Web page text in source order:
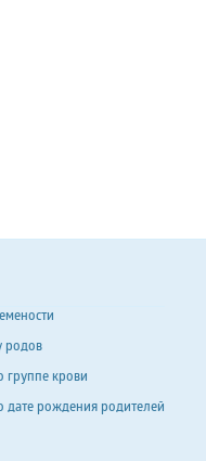
родов
группе крови
дате рождения родителей